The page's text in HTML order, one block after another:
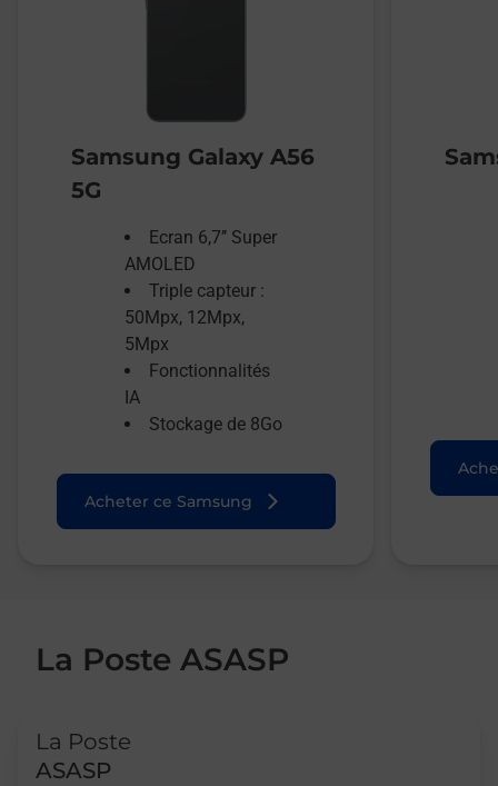
Samsung Galaxy A56
5G
Ecran 6,7’’ Super
AMOLED
Triple capteur :
50Mpx, 12Mpx,
5Mpx
Fonctionnalités
IA
Stockage de 8Go
Acheter ce Samsung
La Poste ASASP
La Poste
ASASP